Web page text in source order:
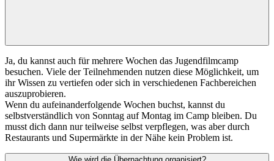
Ja, du kannst auch für mehrere Wochen das Jugendfilmcamp
besuchen. Viele der Teilnehmenden nutzen diese Möglichkeit, um
ihr Wissen zu vertiefen oder sich in verschiedenen Fachbereichen
auszuprobieren.
Wenn du aufeinanderfolgende Wochen buchst, kannst du
selbstverständlich von Sonntag auf Montag im Camp bleiben. Du
musst dich dann nur teilweise selbst verpflegen, was aber durch
Restaurants und Supermärkte in der Nähe kein Problem ist.